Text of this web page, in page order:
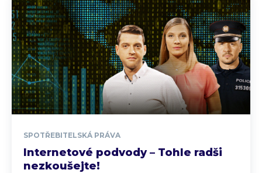
SPOTŘEBITELSKÁ PRÁVA
Internetové podvody – Tohle radši
nezkoušejte!